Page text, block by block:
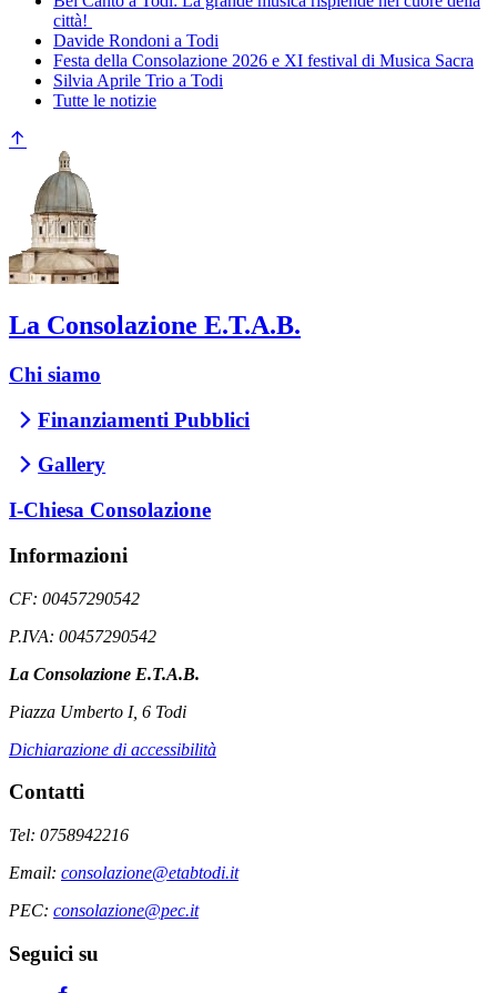
città!
Davide Rondoni a Todi
Festa della Consolazione 2026 e XI festival di Musica Sacra
Silvia Aprile Trio a Todi
Tutte le notizie
La Consolazione E.T.A.B.
Chi siamo
Finanziamenti Pubblici
Gallery
I-Chiesa Consolazione
Informazioni
CF: 00457290542
P.IVA: 00457290542
La Consolazione E.T.A.B.
Piazza Umberto I, 6 Todi
Dichiarazione di accessibilità
Contatti
Tel: 0758942216
Email: consolazione@etabtodi.it
PEC: consolazione@pec.it
Seguici su